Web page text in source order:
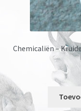
Chemicaliën –